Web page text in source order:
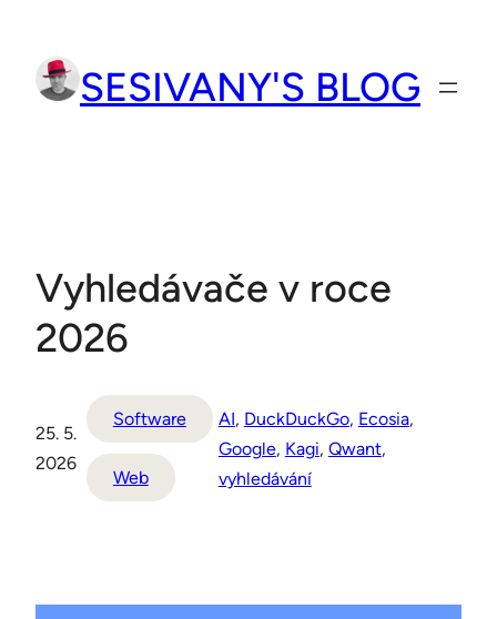
obsah
SESIVANY'S BLOG
Vyhledávače v roce
2026
25. 5.
2026
Software
Web
AI, DuckDuckGo, Ecosia,
Google, Kagi, Qwant,
vyhledávání